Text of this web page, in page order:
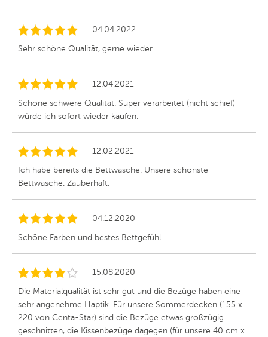
04.04.2022
Sehr schöne Qualität, gerne wieder
12.04.2021
Schöne schwere Qualität. Super verarbeitet (nicht schief)
würde ich sofort wieder kaufen.
12.02.2021
Ich habe bereits die Bettwäsche. Unsere schönste
Bettwäsche. Zauberhaft.
04.12.2020
Schöne Farben und bestes Bettgefühl
15.08.2020
Die Materialqualität ist sehr gut und die Bezüge haben eine
sehr angenehme Haptik. Für unsere Sommerdecken (155 x
220 von Centa-Star) sind die Bezüge etwas großzügig
geschnitten, die Kissenbezüge dagegen (für unsere 40 cm x